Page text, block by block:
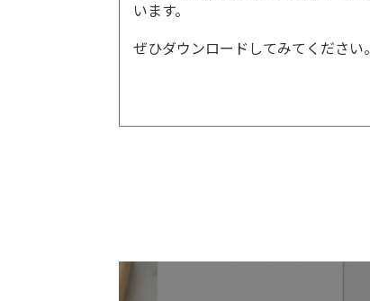
います。
ぜひダウンロードしてみてください。